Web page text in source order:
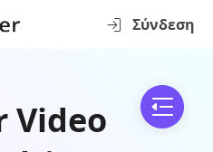
Σύνδεση
Video